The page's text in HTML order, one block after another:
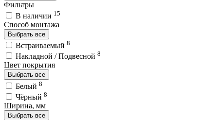
Фильтры
В наличии 15
Способ монтажа
Выбрать все
Встраиваемый 8
Накладной / Подвесной 8
Цвет покрытия
Выбрать все
Белый 8
Чёрный 8
Ширина, мм
Выбрать все